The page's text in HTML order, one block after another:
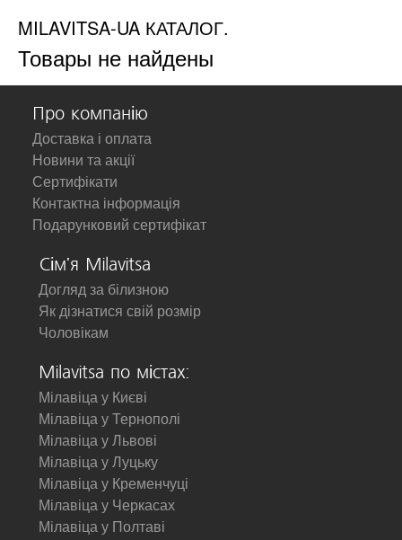
MILAVITSA-UA КАТАЛОГ.
Товары не найдены
Про компанію
Доставка і оплата
Новини та акції
Сертифікати
Контактна інформація
Подарунковий сертифікат
Сім'я Milavitsa
Догляд за білизною
Як дізнатися свій розмір
Чоловікам
Milavitsa по містах:
Мілавіца у Києві
Мілавіца у Тернополі
Мілавіца у Львові
Мілавіца у Луцьку
Мілавіца у Кременчуці
Мілавіца у Черкасах
Мілавіца у Полтаві